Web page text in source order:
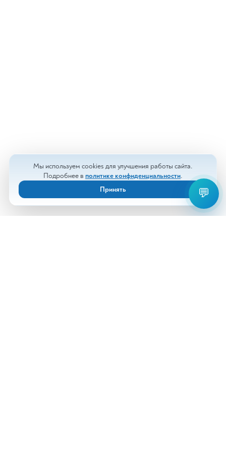
Мы используем cookies для улучшения работы сайта.
Подробнее в политике конфиденциальности.
Принять
💬